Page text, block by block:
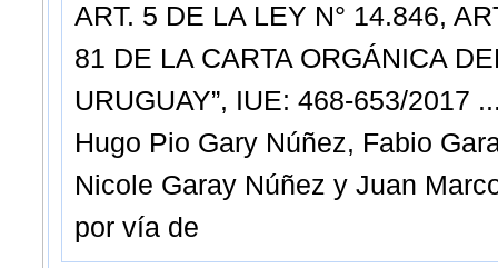
ART. 5 DE LA LEY N° 14.846,
81 DE LA CARTA ORGÁNICA
URUGUAY”, IUE: 468-653/2017
Hugo Pio Gary Núñez, Fabio
Nicole Garay Núñez y Juan
por vía de